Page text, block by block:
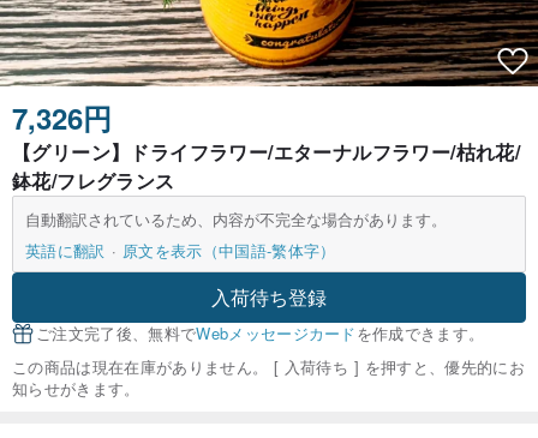
7,326円
【グリーン】ドライフラワー/エターナルフラワー/枯れ花/
鉢花/フレグランス
自動翻訳されているため、内容が不完全な場合があります。
英語に翻訳
原文を表示（中国語-繁体字）
入荷待ち登録
ご注文完了後、無料でWebメッセージカードを作成できます。
この商品は現在在庫がありません。 [ 入荷待ち ] を押すと、優先的にお
知らせがきます。